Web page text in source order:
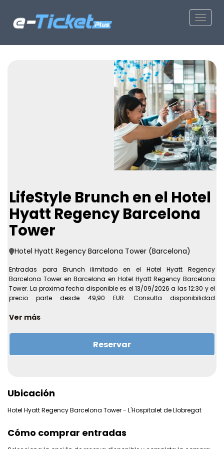
LifeStyle Brunch en el Hotel
Hyatt Regency Barcelona
Tower
Hotel Hyatt Regency Barcelona Tower (Barcelona)
Entradas para Brunch ilimitado en el Hotel Hyatt Regency
Barcelona Tower en Barcelona en Hotel Hyatt Regency Barcelona
Tower. La proxima fecha disponible es el 13/09/2026 a las 12:30 y el
precio parte desde 49,90 EUR. Consulta disponibilidad
Recinto:
Direccion:Avinguda de la Granvia de l’Hospitalet,
Ciudad:Barcelona
Precio desde:
Mas informacion sobre la experiencia
para ver nuestra tarjeta de regalo. ???? Ven a disfrutar del Lifestyle
Brunch que celebra cada domingo el Restaurante Terrum del hotel
Ver más
Reservar
Ubicación
Hotel Hyatt Regency Barcelona Tower - L'Hospitalet de Llobregat
Cómo comprar entradas